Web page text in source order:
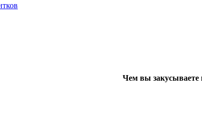
Чем вы закусываете